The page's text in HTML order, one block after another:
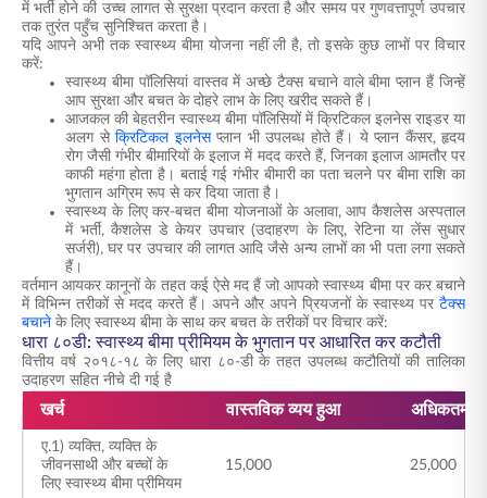
में भर्ती होने की उच्च लागत से सुरक्षा प्रदान करता है और समय पर गुणवत्तापूर्ण उपचार
तक तुरंत पहुँच सुनिश्चित करता है।
यदि आपने अभी तक स्वास्थ्य बीमा योजना नहीं ली है, तो इसके कुछ लाभों पर विचार
करें:
स्वास्थ्य बीमा पॉलिसियां वास्तव में अच्छे टैक्स बचाने वाले बीमा प्लान हैं जिन्हें
आप सुरक्षा और बचत के दोहरे लाभ के लिए खरीद सकते हैं।
आजकल की बेहतरीन स्वास्थ्य बीमा पॉलिसियों में क्रिटिकल इलनेस राइडर या
अलग से क्रिटिकल इलनेसप्लान भी उपलब्ध होते हैं। ये प्लान कैंसर, हृदय
रोग जैसी गंभीर बीमारियों के इलाज में मदद करते हैं, जिनका इलाज आमतौर पर
काफी महंगा होता है। बताई गई गंभीर बीमारी का पता चलने पर बीमा राशि का
भुगतान अग्रिम रूप से कर दिया जाता है।
स्वास्थ्य के लिए कर-बचत बीमा योजनाओं के अलावा, आप कैशलेस अस्पताल
में भर्ती, कैशलेस डे केयर उपचार (उदाहरण के लिए, रेटिना या लेंस सुधार
सर्जरी), घर पर उपचार की लागत आदि जैसे अन्य लाभों का भी पता लगा सकते
हैं।
वर्तमान आयकर कानूनों के तहत कई ऐसे मद हैं जो आपको स्वास्थ्य बीमा पर कर बचाने
में विभिन्न तरीकों से मदद करते हैं। अपने और अपने प्रियजनों के स्वास्थ्य पर टैक्स
बचाने के लिए स्वास्थ्य बीमा के साथ कर बचत के तरीकों पर विचार करें:
धारा ८०डी: स्वास्थ्य बीमा प्रीमियम के भुगतान पर आधारित कर कटौती
वित्तीय वर्ष २०१८-१८ के लिए धारा ८०-डी के तहत उपलब्ध कटौतियों की तालिका
उदाहरण सहित नीचे दी गई है
खर्च वास्तविक व्यय हुआ अधिकतम
ए.1) व्यक्ति, व्यक्ति के
जीवनसाथी और बच्चों के
लिए स्वास्थ्य बीमा प्रीमियम
15,000 25,000